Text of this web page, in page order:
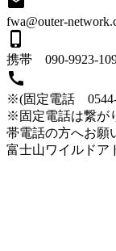
fwa@outer-
phone_iphone
携帯 090-9923-
call
※(固定電話 0544-
※固定電話は繋
帯電話の方へお願
富士山ワイルドア